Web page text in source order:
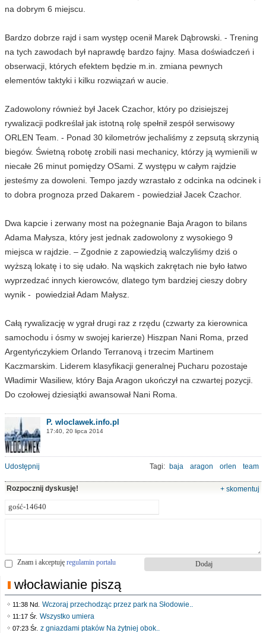
na dobrym 6 miejscu.
Bardzo dobrze rajd i sam występ ocenił Marek Dąbrowski. - Trening
na tych zawodach był naprawdę bardzo fajny. Masa doświadczeń i
obserwacji, których efektem będzie m.in. zmiana pewnych
elementów taktyki i kilku rozwiązań w aucie.
Zadowolony również był Jacek Czachor, który po dzisiejszej
rywalizacji podkreślał jak istotną rolę spełnił zespół serwisowy
ORLEN Team. - Ponad 30 kilometrów jechaliśmy z zepsutą skrzynią
biegów. Świetną robotę zrobili nasi mechanicy, którzy ją wymienili w
niecałe 26 minut pomiędzy OSami. Z występu w całym rajdzie
jesteśmy za dowoleni. Tempo jazdy wzrastało z odcinka na odcinek i
to dobra prognoza przed Dakarem - powiedział Jacek Czachor.
Dwa kapcie i zerwany most na pożegnanie Baja Aragon to bilans
Adama Małysza, który jest jednak zadowolony z wysokiego 9
miejsca w rajdzie. – Zgodnie z zapowiedzią walczyliśmy dziś o
wyższą lokatę i to się udało. Na wąskich zakrętach nie było łatwo
wyprzedzać innych kierowców, dlatego tym bardziej cieszy dobry
wynik - powiedział Adam Małysz.
Całą rywalizację w ygrał drugi raz z rzędu (czwarty za kierownica
samochodu i ósmy w swojej karierze) Hiszpan Nani Roma, przed
Argentyńczykiem Orlando Terranovą i trzecim Martinem
Kaczmarskim. Liderem klasyfikacji generalnej Pucharu pozostaje
Władimir Wasiliew, który Baja Aragon ukończył na czwartej pozycji.
Do czołowej dziesiątki awansował Nani Roma.
P. wloclawek.info.pl
17:40, 20 lipca 2014
Udostępnij Tagi: baja aragon orlen team
Rozpocznij dyskusję! + skomentuj
Znam i akceptuję regulamin portalu
włocławianie piszą
11:38 Nd. Wczoraj przechodząc przez park na Słodowie..
11:17 Śr. Wszystko umiera
07:23 Śr. z gniazdami ptaków Na żytniej obok..